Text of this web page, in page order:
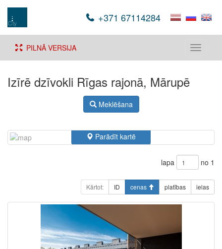
+371 67114284
Toggle
PILNĀ VERSIJA
Izīrē dzīvokli Rīgas rajonā, Mārupē
Meklēšana
Parādīt kartē
lapa no 1
Kārtot: ID cenas platības ielas